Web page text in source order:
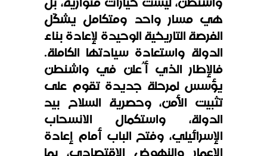
هي مسار واحد ومتكامل يشكّل
الفرصة التاريخية الوحيدة لإعادة بناء
الدولة واستعادة سيادتها الكاملة.
فالإطار الذي أُعلن في واشنطن
يؤسس لمرحلة جديدة تقوم على
تثبيت الأمن، وحصرية السلاح بيد
الدولة، واستكمال الانسحاب
الإسرائيلي، وفتح الباب أمام إعادة
الإعمار والنهوض الاقتصادي، بما